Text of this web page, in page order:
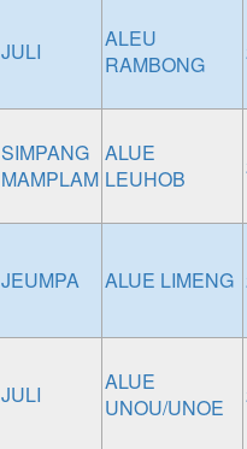
JULI
ALEU
RAMBONG
SIMPANG
MAMPLAM
ALUE
LEUHOB
JEUMPA ALUE LIMENG
JULI
ALUE
UNOU/UNOE